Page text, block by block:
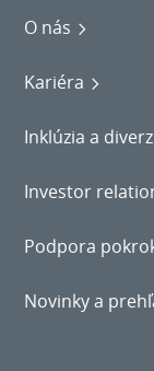
O nás
Kariéra
Inklúzia a
Investor
Podpora
Novinky a